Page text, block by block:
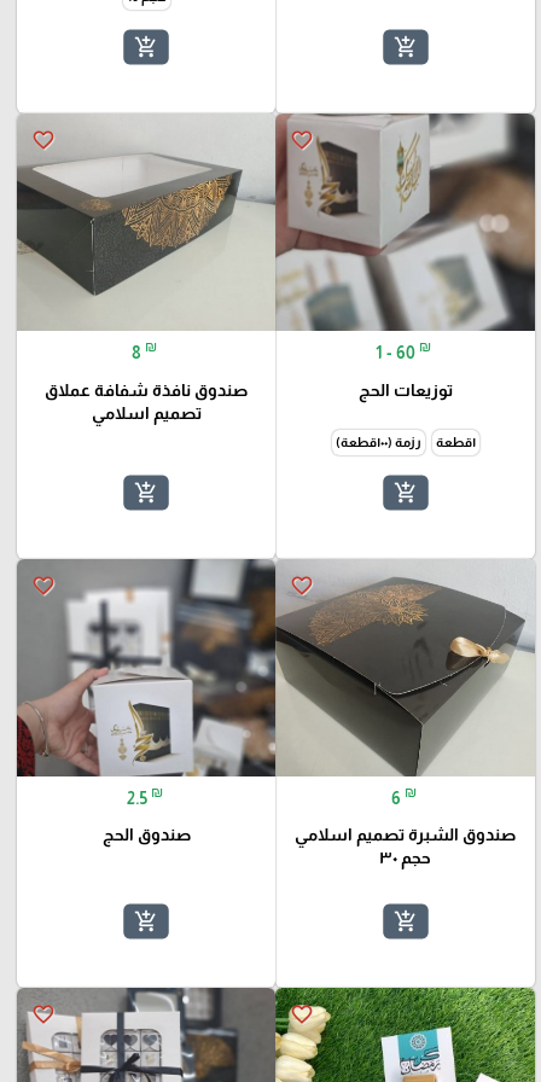
add_shopping_cart
add_shopping_cart
favorite_border
1 - 60 ₪
توزيعات الحج
١قطعة رزمة (١٠٠قطعة)
add_shopping_cart
favorite_border
8 ₪
صندوق نافذة شفافة عملاق
تصميم اسلامي
add_shopping_cart
favorite_border
6 ₪
صندوق الشبرة تصميم اسلامي
حجم ٣٠
add_shopping_cart
favorite_border
2.5 ₪
صندوق الحج
add_shopping_cart
favorite_border
favorite_border